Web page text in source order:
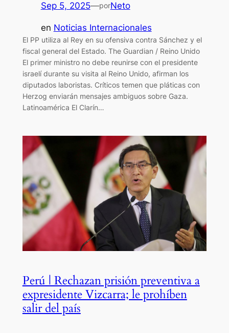
Sep 5, 2025—porNeto
en Noticias Internacionales
El PP utiliza al Rey en su ofensiva contra Sánchez y el
fiscal general del Estado. The Guardian / Reino Unido
El primer ministro no debe reunirse con el presidente
israelí durante su visita al Reino Unido, afirman los
diputados laboristas. Críticos temen que pláticas con
Herzog enviarán mensajes ambiguos sobre Gaza.
Latinoamérica El Clarín…
Perú | Rechazan prisión preventiva a
expresidente Vizcarra; le prohíben
salir del país